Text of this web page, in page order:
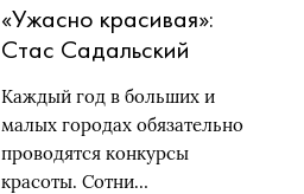
«Ужасно красивая»:
Стас Садальский
высказался о
победительнице
конкурса «Миссис
Москва-2018»
Каждый год в больших и
малых городах обязательно
проводятся конкурсы
красоты. Сотни…